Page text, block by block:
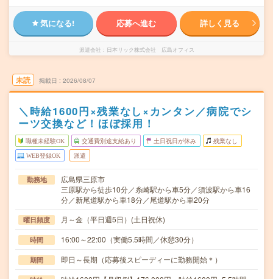
気になる! 応募へ進む 詳しく見る
派遣会社 日本リック株式会社 広島オフィス
未読 掲載日 2026/08/07
＼時給1600円×残業なし×カンタン／病院でシ
ーツ交換など！ほぼ採用！
職種未経験OK 交通費別途支給あり 土日祝日が休み 残業なし
WEB登録OK 派遣
勤務地
広島県三原市
三原駅から徒歩10分／糸崎駅から車5分／須波駅から車16
分／新尾道駅から車18分／尾道駅から車20分
曜日頻度 月～金（平日週5日）(土日祝休)
時間 16:00～22:00（実働5.5時間／休憩30分）
期間 即日～長期（応募後スピーディーに勤務開始＊）